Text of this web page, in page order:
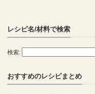
レシピ名/材料で検索
検索:
おすすめのレシピまとめ